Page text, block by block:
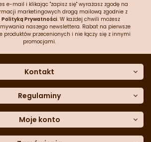
e-mail i klikając "zapisz się" wyrażasz zgodę na
marketingowych drogą mailową zgodnie z
Polityką Prywatności. W każdej chwili możesz
naszego newslettera. Rabat na pierwsze
produktów przecenionych i nie łączy się z innymi
promocjami.
Kontakt
Dane kontaktowe
zadawane pytania
Sklep stacjonarny
Formularz kontaktowy
Blog
Regulaminy
Polityka prywatności
Polityka cookies
Moje konto